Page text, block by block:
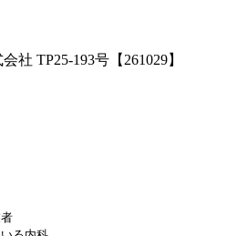
社 TP25-193号【261029】